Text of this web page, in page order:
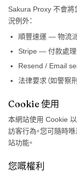
Sakura Proxy 不會將
況例外：
順豐速運 — 物流
Stripe — 付款處理
Resend / Email
法律要求（如警察
Cookie 使用
本網站使用 Cookie
訪客行為。您可隨時
站功能。
您嘅權利